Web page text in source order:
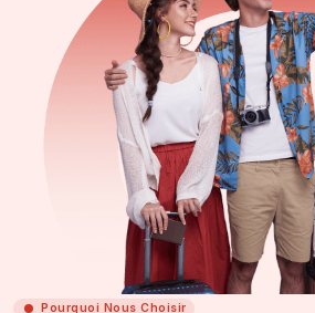
Pourquoi Nous Choisir